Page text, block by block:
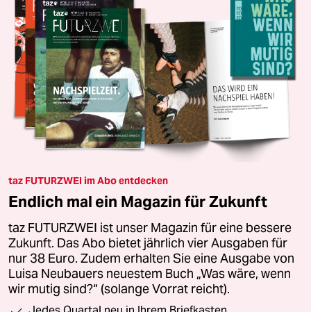
taz FUTURZWEI im Abo entdecken
Endlich mal ein Magazin für Zukunft
taz FUTURZWEI ist unser Magazin für eine bessere
Zukunft. Das Abo bietet jährlich vier Ausgaben für
nur 38 Euro. Zudem erhalten Sie eine Ausgabe von
Luisa Neubauers neuestem Buch „Was wäre, wenn
wir mutig sind?“ (solange Vorrat reicht).